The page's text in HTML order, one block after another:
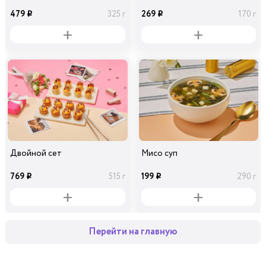
479 i 325 г 269 i 170 г
Двойной сет
769 i 515 г
Мисо суп
199 i 290 г
Перейти на главную